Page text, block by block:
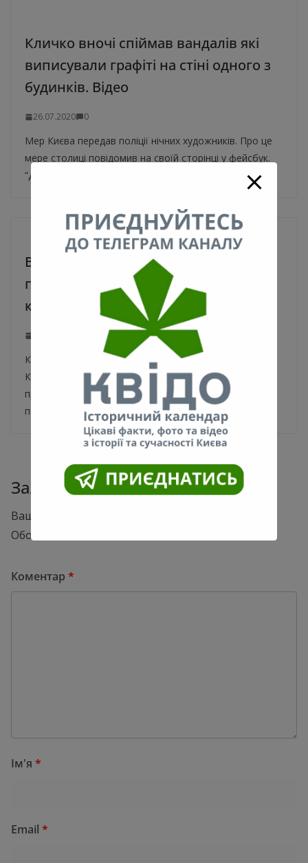
Кличко вночі спіймав вандалів які
виписували графіті на стіні одного з
будинків. Відео
26.07.2020 0
Мер Києва передав поліції нічних художників. Про це
мере столиці повідомив на своїй сторінці у фейсбук.
“Друзі! Пізно ввечері вчора
Велодоріжку на Героїв Севастополя
проклали навколо непрацюючого
кіоску. Фото та відео
Кіоск на шляху велосмуги національного значення! У
Києві на вулиці Героїв Севастополя, велодоріжку
проклали навколо непрацюючого МАФа. Про це
повідомляє
Залишити відповідь
Ваша e-mail адреса не оприлюднюватиметься.
Обов’язкові поля позначені
Коментар *
Ім'я *
Email *